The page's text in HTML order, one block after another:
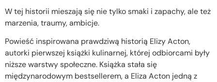
W tej historii mieszają się nie tylko smaki i zapachy, ale też
marzenia, traumy, ambicje.
Powieść inspirowana prawdziwą historią Elizy Acton,
autorki pierwszej książki kulinarnej, której odbiorcami były
niższe warstwy społeczne. Książka stała się
międzynarodowym bestsellerem, a Eliza Acton jedną z